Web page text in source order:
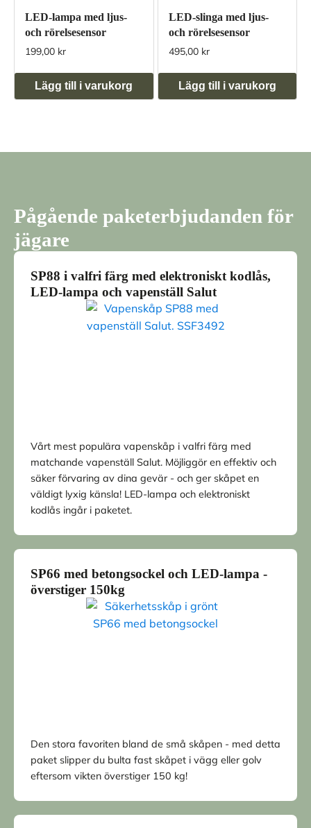
LED-lampa med ljus-
och rörelsesensor
199,00 kr
Lägg till i varukorg
LED-slinga med ljus-
och rörelsesensor
495,00 kr
Lägg till i varukorg
Pågående paketerbjudanden för
jägare
SP88 i valfri färg med elektroniskt kodlås,
LED-lampa och vapenställ Salut
Vårt mest populära vapenskåp i valfri färg med
matchande vapenställ Salut. Möjliggör en effektiv och
säker förvaring av dina gevär - och ger skåpet en
väldigt lyxig känsla! LED-lampa och elektroniskt
kodlås ingår i paketet.
SP66 med betongsockel och LED-lampa -
överstiger 150kg
Den stora favoriten bland de små skåpen - med detta
paket slipper du bulta fast skåpet i vägg eller golv
eftersom vikten överstiger 150 kg!